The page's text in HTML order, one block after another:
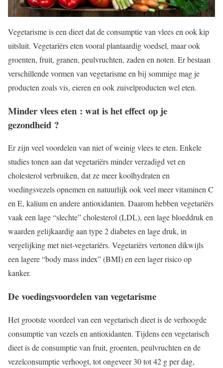
Vegetarisme is een dieet dat de consumptie van vlees en ook kip
uitsluit. Vegetariërs eten vooral plantaardig voedsel, maar ook
groenten, fruit, granen, peulvruchten, zaden en noten. Er bestaan
verschillende vormen van vegetarisme en bij sommige mag je
producten zoals vis, eieren en ook zuivelproducten wel eten.
Minder vlees eten : wat is het effect op je
gezondheid ?
Er zijn veel voordelen van niet of weinig vlees te eten. Enkele
studies tonen aan dat vegetariërs minder verzadigd vet en
cholesterol verbruiken, dat ze meer koolhydraten en
voedingsvezels opnemen en natuurlijk ook veel meer vitaminen C
en E, kalium en andere antioxidanten. Daarom hebben vegetariërs
vaak een lage “slechte” cholesterol (LDL), een lage bloeddruk en
waarden gelijkaardig aan type 2 diabetes en lage druk, in
vergelijking met niet-vegetariërs. Vegetariërs vertonen dikwijls
een lagere “body mass index” (BMI) en een lager risico op
kanker.
De voedingsvoordelen van vegetarisme
Het grootste voordeel van een vegetarisch dieet is de verhoogde
consumptie van vezels en antioxidanten. Tijdens een vegetarisch
dieet is de consumptie van fruit, groenten, peulvruchten en de
vezelconsumptie verhoogt, tot ongeveer 30 tot 42 g per dag,